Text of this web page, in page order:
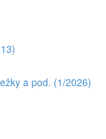
a pod. (1/2026)